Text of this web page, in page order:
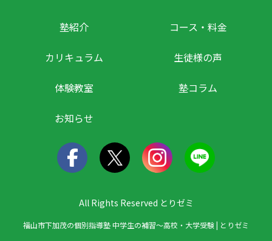
塾紹介 コース・料金
カリキュラム 生徒様の声
体験教室 塾コラム
お知らせ
All Rights Reserved とりゼミ
福山市下加茂の個別指導塾 中学生の補習～高校・大学受験 | とりゼミ